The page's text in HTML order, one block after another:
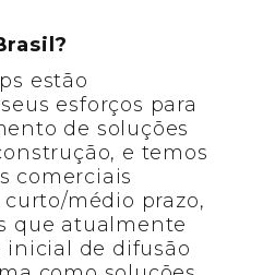
estão
esforços para
de soluções
e temos
comerciais
médio prazo,
que atualmente
inicial de difusão